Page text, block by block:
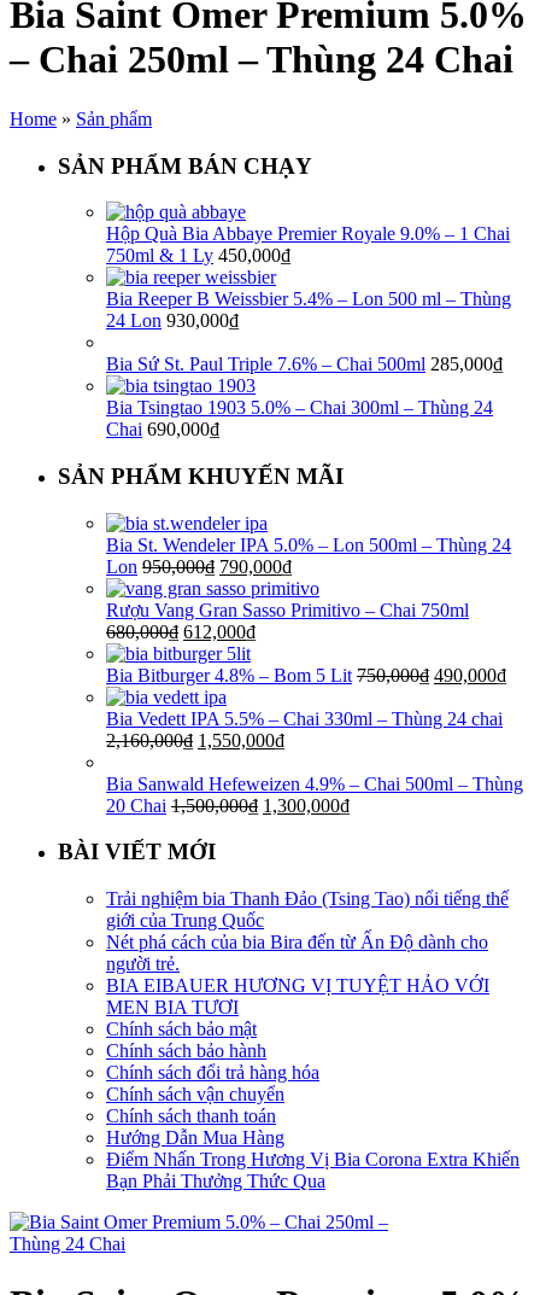
Bia Saint Omer Premium 5.0%
– Chai 250ml – Thùng 24 Chai
Home » Sản phẩm
SẢN PHẨM BÁN CHẠY
Hộp Quà Bia Abbaye Premier Royale 9.0% – 1 Chai
750ml & 1 Ly 450,000₫
Bia Reeper B Weissbier 5.4% – Lon 500 ml – Thùng
24 Lon 930,000₫
Bia Sứ St. Paul Triple 7.6% – Chai 500ml 285,000₫
Bia Tsingtao 1903 5.0% – Chai 300ml – Thùng 24
Chai 690,000₫
SẢN PHẨM KHUYẾN MÃI
Bia St. Wendeler IPA 5.0% – Lon 500ml – Thùng 24
Lon 950,000₫ 790,000₫
Rượu Vang Gran Sasso Primitivo – Chai 750ml
680,000₫ 612,000₫
Bia Bitburger 4.8% – Bom 5 Lit 750,000₫ 490,000₫
Bia Vedett IPA 5.5% – Chai 330ml – Thùng 24 chai
2,160,000₫ 1,550,000₫
Bia Sanwald Hefeweizen 4.9% – Chai 500ml – Thùng
20 Chai 1,500,000₫ 1,300,000₫
BÀI VIẾT MỚI
Trải nghiệm bia Thanh Đảo (Tsing Tao) nổi tiếng thế
giới của Trung Quốc
Nét phá cách của bia Bira đến từ Ấn Độ dành cho
người trẻ.
BIA EIBAUER HƯƠNG VỊ TUYỆT HẢO VỚI
MEN BIA TƯƠI
Chính sách bảo mật
Chính sách bảo hành
Chính sách đổi trả hàng hóa
Chính sách vận chuyển
Chính sách thanh toán
Hướng Dẫn Mua Hàng
Điểm Nhấn Trong Hương Vị Bia Corona Extra Khiến
Bạn Phải Thưởng Thức Qua